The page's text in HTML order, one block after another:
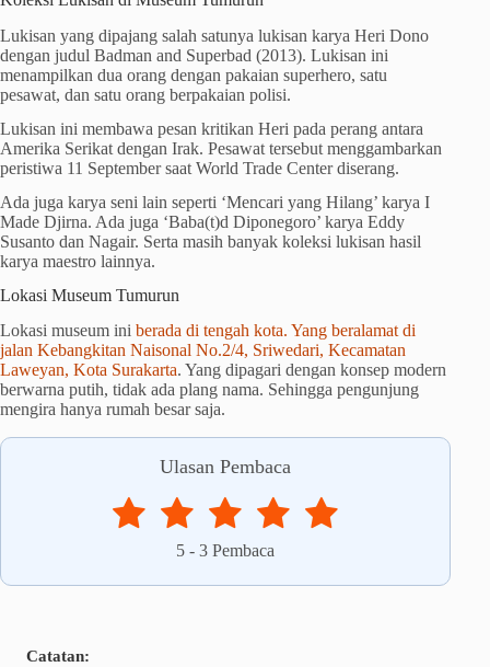
Lukisan yang dipajang salah satunya lukisan karya Heri Dono
dengan judul Badman and Superbad (2013). Lukisan ini
menampilkan dua orang dengan pakaian superhero, satu
pesawat, dan satu orang berpakaian polisi.
Lukisan ini membawa pesan kritikan Heri pada perang antara
Amerika Serikat dengan Irak. Pesawat tersebut menggambarkan
peristiwa 11 September saat World Trade Center diserang.
Ada juga karya seni lain seperti ‘Mencari yang Hilang’ karya I
Made Djirna. Ada juga ‘Baba(t)d Diponegoro’ karya Eddy
Susanto dan Nagair. Serta masih banyak koleksi lukisan hasil
karya maestro lainnya.
Lokasi Museum Tumurun
Lokasi museum ini berada di tengah kota. Yang beralamat di
jalan Kebangkitan Naisonal No.2/4, Sriwedari, Kecamatan
Laweyan, Kota Surakarta. Yang dipagari dengan konsep modern
berwarna putih, tidak ada plang nama. Sehingga pengunjung
mengira hanya rumah besar saja.
Ulasan Pembaca
5 -3 Pembaca
Catatan: